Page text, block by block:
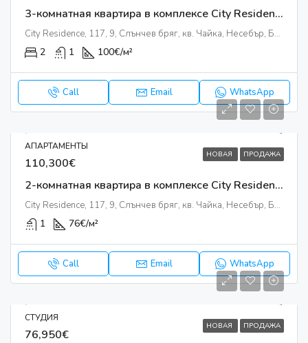
3-комнатная квартира в комплексе City Residence
City Residence, 117, 9, Слънчев бряг, кв. Чайка, Несебър, Бургас, 8240, България
2 1 100€/м²
Call Email WhatsApp
НОВАЯ ПРОДАЖА
АПАРТАМЕНТЫ
110,300€
2-комнатная квартира в комплексе City Residence
City Residence, 117, 9, Слънчев бряг, кв. Чайка, Несебър, Бургас, 8240, България
1 76€/м²
Call Email WhatsApp
НОВАЯ ПРОДАЖА
СТУДИЯ
76,950€